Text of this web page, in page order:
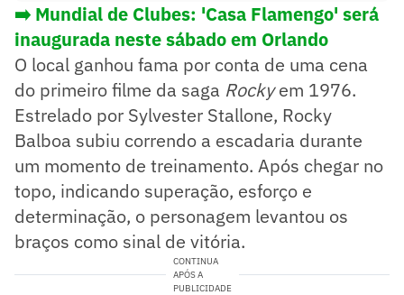
➡️ Mundial de Clubes: 'Casa Flamengo' será
inaugurada neste sábado em Orlando
O local ganhou fama por conta de uma cena
do primeiro filme da saga Rockyem 1976.
Estrelado por Sylvester Stallone, Rocky
Balboa subiu correndo a escadaria durante
um momento de treinamento. Após chegar no
topo, indicando superação, esforço e
determinação, o personagem levantou os
braços como sinal de vitória.
CONTINUA
APÓS A
PUBLICIDADE